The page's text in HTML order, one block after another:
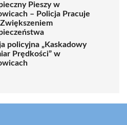
Pieszy w
– Policja Pracuje
policyjna „Kaskadowy
Prędkości” w